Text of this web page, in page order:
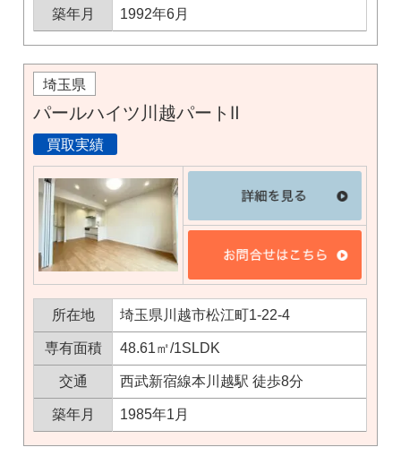
築年月 1992年6月
埼玉県
パールハイツ川越パートⅡ
買取実績
所在地 埼玉県川越市松江町1-22-4
専有面積 48.61㎡/1SLDK
交通 西武新宿線本川越駅 徒歩8分
築年月 1985年1月